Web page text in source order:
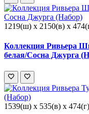
1219(ш) x 2150(в) x
Коллекция Ривьера
белая/Сосна Джурга
1539(ш) x 535(в) x 474(г)